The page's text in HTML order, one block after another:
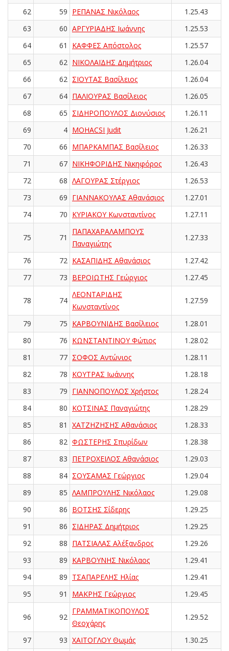
62
59 ΡΕΠΑΝΑΣ Νικόλαος
1.25.43
63
60 ΑΡΓΥΡΙΑΔΗΣ Ιωάννης
1.25.53
64
61 ΚΑΦΦΕΣ Απόστολος
1.25.57
65
62 ΝΙΚΟΛΑΪΔΗΣ Δημήτριος
1.26.04
66
62 ΣΙΟΥΤΑΣ Βασίλειος
1.26.04
67
64 ΠΑΛΙΟΥΡΑΣ Βασίλειος
1.26.05
68
65 ΣΙΔΗΡΟΠΟΥΛΟΣ Διονύσιος
1.26.11
69
4 MOHACSI Judit
1.26.21
70
66 ΜΠΑΡΚΑΜΠΑΣ Βασίλειος
1.26.33
71
67 ΝΙΚΗΦΟΡΙΔΗΣ Νικηφόρος
1.26.43
72
68 ΛΑΓΟΥΡΑΣ Στέργιος
1.26.53
73
69 ΓΙΑΝΝΑΚΟΥΛΑΣ Αθανάσιος
1.27.01
74
70 ΚΥΡΙΑΚΟΥ Κωνσταντίνος 1.27.11
75 71
ΠΑΠΑΧΑΡΑΛΑΜΠΟΥΣ
Παναγιώτης
1.27.33
76 72 ΚΑΣΑΠΙΔΗΣ Αθανάσιος
1.27.42
77
73 ΒΕΡΟΙΩΤΗΣ Γεώργιος 1.27.45
78 74
ΛΕΟΝΤΑΡΙΔΗΣ
Κωνσταντίνος
1.27.59
79 75 ΚΑΡΒΟΥΝΙΔΗΣ Βασίλειος
1.28.01
80
76 ΚΩΝΣΤΑΝΤΙΝΟΥ Φώτιος
1.28.02
81
77 ΣΟΦΟΣ Αντώνιος
1.28.11
82
78 ΚΟΥΤΡΑΣ Ιωάννης
1.28.18
83
79 ΓΙΑΝΝΟΠΟΥΛΟΣ Χρήστος
1.28.24
84
80 ΚΟΤΣΙΝΑΣ Παναγιώτης
1.28.29
85
81 ΧΑΤΖΗΖΗΣΗΣ Αθανάσιος
1.28.33
86
82 ΦΩΣΤΕΡΗΣ Σπυρίδων
1.28.38
87
83 ΠΕΤΡΟΧΕΙΛΟΣ Αθανάσιος
1.29.03
88
84 ΣΟΥΣΑΜΑΣ Γεώργιος
1.29.04
89
85 ΛΑΜΠΡΟΥΛΗΣ Νικόλαος
1.29.08
90
86 ΒΟΤΣΗΣ Σίδερης
1.29.25
91
86 ΣΙΔΗΡΑΣ Δημήτριος
1.29.25
92
88 ΠΑΤΣΙΑΛΑΣ Αλέξανδρος
1.29.26
93
89 ΚΑΡΒΟΥΝΗΣ Νικόλαος
1.29.41
94
89 ΤΣΑΠΑΡΕΛΗΣ Ηλίας
1.29.41
95
91 ΜΑΚΡΗΣ Γεώργιος 1.29.45
96 92
ΓΡΑΜΜΑΤΙΚΟΠΟΥΛΟΣ
Θεοχάρης
1.29.52
97 93 ΧΑΪΤΟΓΛΟΥ Θωμάς 1.30.25